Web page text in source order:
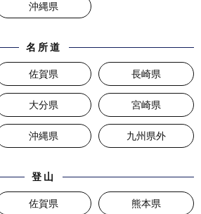
沖縄県
名所道
佐賀県 長崎県
大分県 宮崎県
沖縄県 九州県外
登山
佐賀県 熊本県